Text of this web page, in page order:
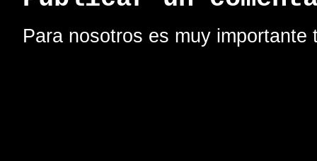
Para nosotros es muy